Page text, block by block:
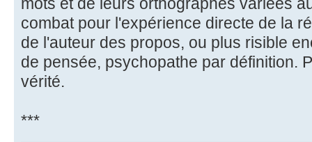
combat pour l'expérience directe de la
de l'auteur des propos, ou plus risible
de pensée, psychopathe par définition.
vérité.
***